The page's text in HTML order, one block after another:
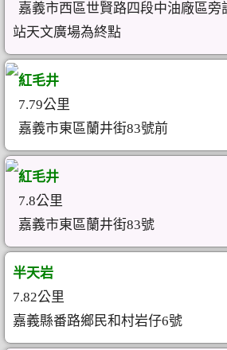
嘉義市西區世賢路四段中油廠區旁
站天文廣場為終點
紅毛井
7.79公里
嘉義市東區蘭井街83號前
紅毛井
7.8公里
嘉義市東區蘭井街83號
半天岩
7.82公里
嘉義縣番路鄉民和村岩仔6號